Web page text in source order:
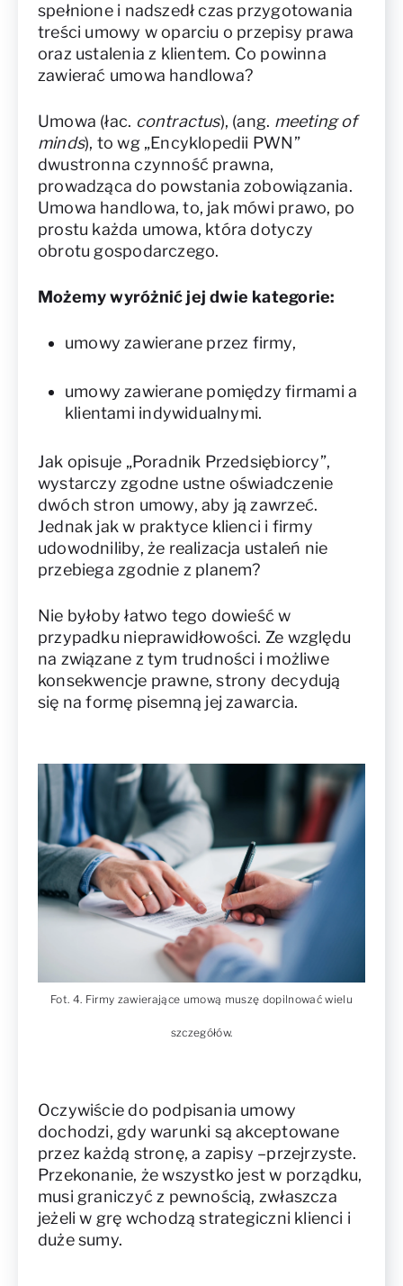
spełnione i nadszedł czas przygotowania
treści umowy w oparciu o przepisy prawa
oraz ustalenia z klientem. Co powinna
zawierać umowa handlowa?
Umowa (łac. contractus), (ang. meeting of
minds), to wg „Encyklopedii PWN”
dwustronna czynność prawna,
prowadząca do powstania zobowiązania.
Umowa handlowa, to, jak mówi prawo, po
prostu każda umowa, która dotyczy
obrotu gospodarczego.
Możemy wyróżnić jej dwie kategorie:
umowy zawierane przez firmy,
umowy zawierane pomiędzy firmami a
klientami indywidualnymi.
Jak opisuje „Poradnik Przedsiębiorcy”,
wystarczy zgodne ustne oświadczenie
dwóch stron umowy, aby ją zawrzeć.
Jednak jak w praktyce klienci i firmy
udowodniliby, że realizacja ustaleń nie
przebiega zgodnie z planem?
Nie byłoby łatwo tego dowieść w
przypadku nieprawidłowości. Ze względu
na związane z tym trudności i możliwe
konsekwencje prawne, strony decydują
się na formę pisemną jej zawarcia.
Fot. 4. Firmy zawierające umową muszę dopilnować wielu
szczegółów.
Oczywiście do podpisania umowy
dochodzi, gdy warunki są akceptowane
przez każdą stronę, a zapisy –przejrzyste.
Przekonanie, że wszystko jest w porządku,
musi graniczyć z pewnością, zwłaszcza
jeżeli w grę wchodzą strategiczni klienci i
duże sumy.